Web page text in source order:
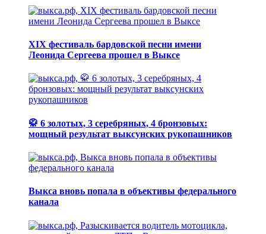
XIX фестиваль бардовской песни имени
Леонида Сергеева прошел в Выксе
🥋 6 золотых, 3 серебряных, 4 бронзовых:
мощный результат выксунских рукопашников
Выкса вновь попала в объективы федерального
канала